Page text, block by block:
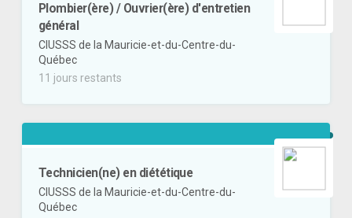
Plombier(ère) / Ouvrier(ère) d'entretien
général
CIUSSS de la Mauricie-et-du-Centre-du-
Québec
11 jours restants
Technicien(ne) en diététique
CIUSSS de la Mauricie-et-du-Centre-du-
Québec